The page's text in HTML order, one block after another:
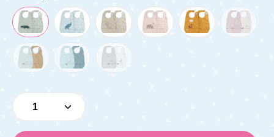
Produkt Anzahl: Gib den gewünschten